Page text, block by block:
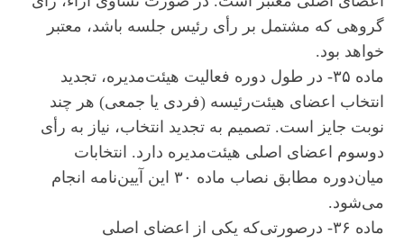
گروهی که مشتمل بر رأی رئیس جلسه باشد، معتبر
خواهد بود.
ماده ۳۵- در طول دوره فعالیت هیئت‌مدیره، تجدید
انتخاب اعضای هیئت‌رئیسه (فردی یا جمعی) هر چند
نوبت جایز است. تصمیم به تجدید انتخاب، نیاز به رأی
دوسوم اعضای اصلی هیئت‌مدیره دارد. انتخابات
میان‌دوره مطابق نصاب ماده ۳۰ این آیین‌نامه انجام
می‌شود.
ماده ۳۶- درصورتی‌که یکی از اعضای اصلی